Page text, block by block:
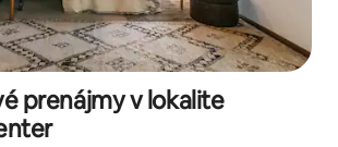
prenájmy v lokalite